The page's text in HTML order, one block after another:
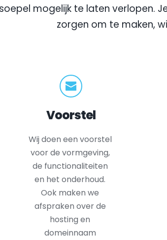
soepel mogelijk te laten verlopen.
zorgen om te maken,
Voorstel
Wij doen een voorstel
voor de vormgeving,
de functionaliteiten
en het onderhoud.
Ook maken we
afspraken over de
hosting en
domeinnaam